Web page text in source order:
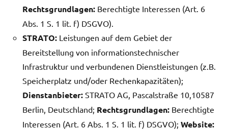
Rechtsgrundlagen: Berechtigte Interessen (Art. 6
Abs. 1 S. 1 lit. f) DSGVO).
STRATO: Leistungen auf dem Gebiet der
Bereitstellung von informationstechnischer
Infrastruktur und verbundenen Dienstleistungen (z.B.
Speicherplatz und/oder Rechenkapazitäten);
Dienstanbieter: STRATO AG, Pascalstraße 10,10587
Berlin, Deutschland; Rechtsgrundlagen: Berechtigte
Interessen (Art. 6 Abs. 1 S. 1 lit. f) DSGVO); Website: